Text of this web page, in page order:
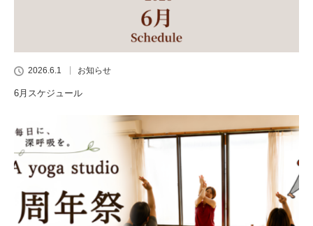
2026.6.1 お知らせ
6月スケジュール